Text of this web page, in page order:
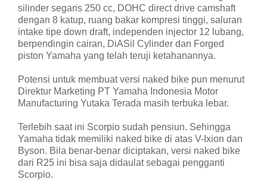
silinder segaris 250 cc, DOHC direct drive camshaft
dengan 8 katup, ruang bakar kompresi tinggi, saluran
intake tipe down draft, independen injector 12 lubang,
berpendingin cairan, DiASil Cylinder dan Forged
piston Yamaha yang telah teruji ketahanannya.
Potensi untuk membuat versi naked bike pun menurut
Direktur Marketing PT Yamaha Indonesia Motor
Manufacturing Yutaka Terada masih terbuka lebar.
Terlebih saat ini Scorpio sudah pensiun. Sehingga
Yamaha tidak memiliki naked bike di atas V-Ixion dan
Byson. Bila benar-benar diciptakan, versi naked bike
dari R25 ini bisa saja didaulat sebagai pengganti
Scorpio.